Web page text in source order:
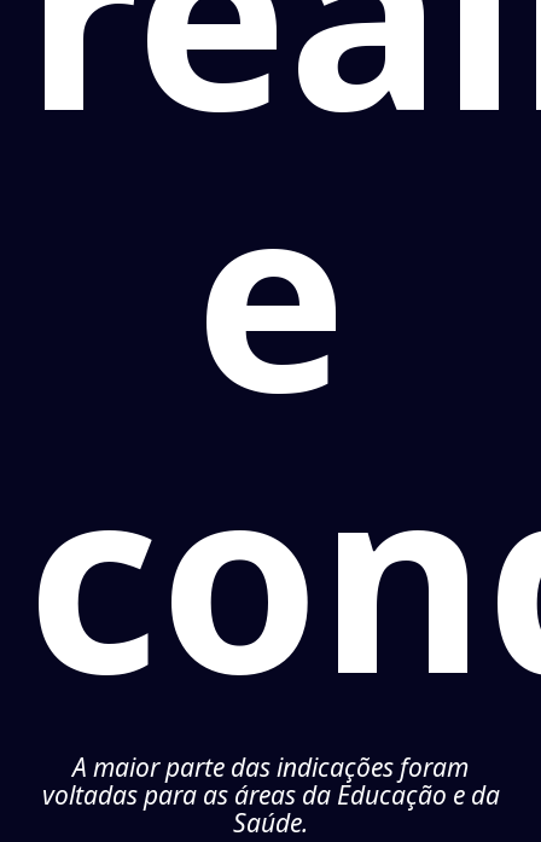
e
A maior parte das indicações foram
voltadas para as áreas da Educação e da
Saúde.